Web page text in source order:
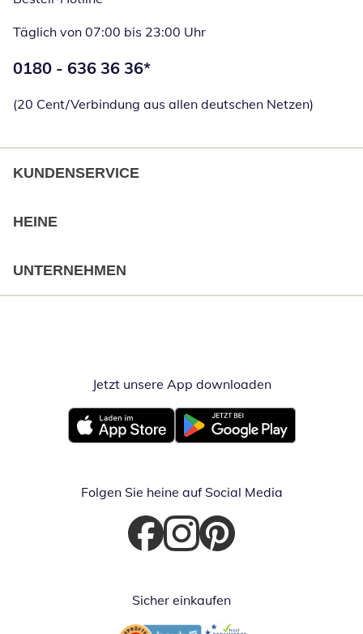
Täglich von 07:00 bis 23:00 Uhr
Telefonnummer:
0180 - 636 36 36*
(20 Cent/Verbindung aus allen deutschen Netzen)
KUNDENSERVICE
HEINE
UNTERNEHMEN
Jetzt unsere App downloadenÖffnet in
Öffnet in neuem FensterÖffnet in neuem Fenster
Folgen Sie heine auf Social Media
Öffnet in neuem Fenster
Öffnet in neuem Fenster
Öffnet in neuem Fenster
Sicher einkaufen